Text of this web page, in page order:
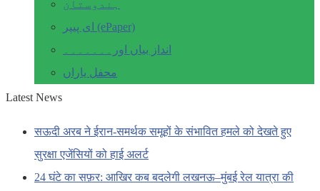
ہندوستان
ای پیپر (ePaper)
انداز بیاں اور۔۔۔۔۔۔۔
محفل یاراں
Latest News
सऊदी अरब ने ईरान-समर्थक समूहों के संभावित हमले को देखते हुए
सुरक्षा एजेंसियों को हाई अलर्ट
24 घंटे का सफ़र: आखिर कब बदलेगी लखनऊ–मुंबई रेल यात्रा की